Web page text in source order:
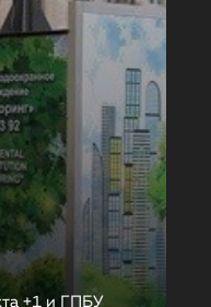
+1 и ГПБУ